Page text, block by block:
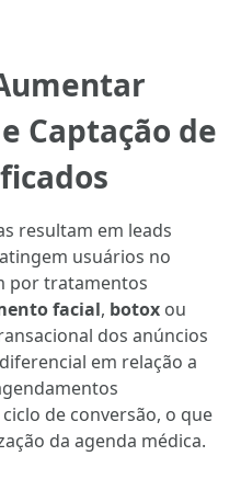
Captação de
resultam em leads
usuários no
por tratamentos
facial, botox ou
dos anúncios
em relação a
de conversão, o que
da agenda médica.